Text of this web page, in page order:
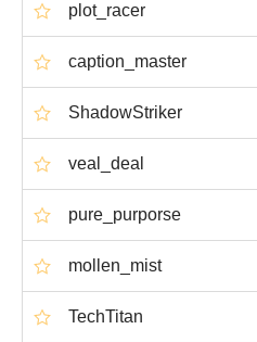
plot_racer
caption_master
ShadowStriker
veal_deal
pure_purporse
mollen_mist
TechTitan